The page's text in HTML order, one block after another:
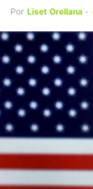
Por Liset Orellana -